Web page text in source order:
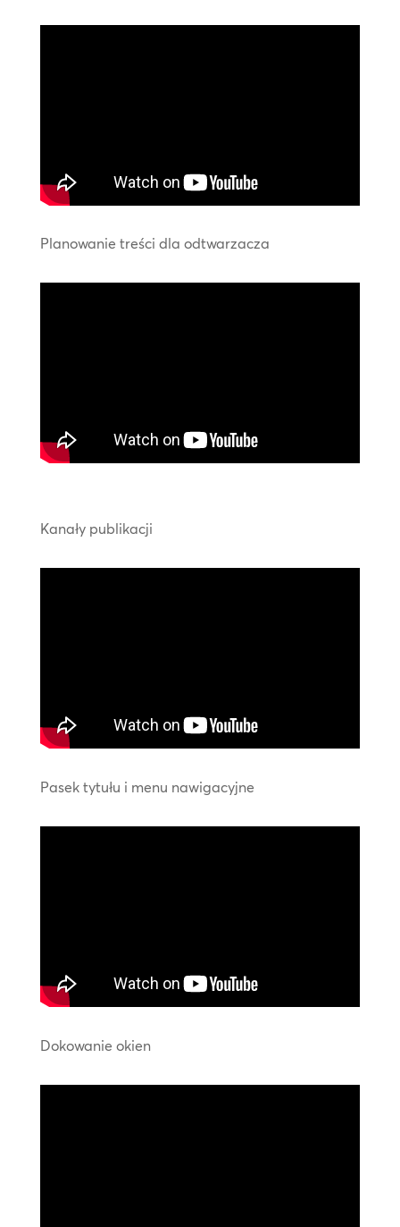
Planowanie treści dla odtwarzacza
Kanały publikacji
Pasek tytułu i menu nawigacyjne
Dokowanie okien